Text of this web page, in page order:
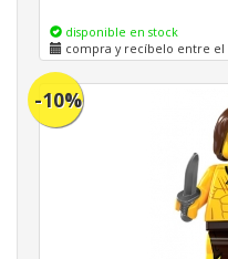
disponible en stock
compra y recíbelo entre el
-10%